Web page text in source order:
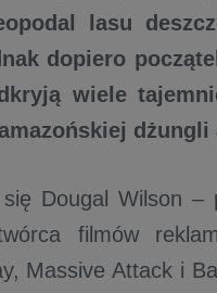
lasu
dopiero
wiele
Dougal Wilson –
filmów
Massive Attack i